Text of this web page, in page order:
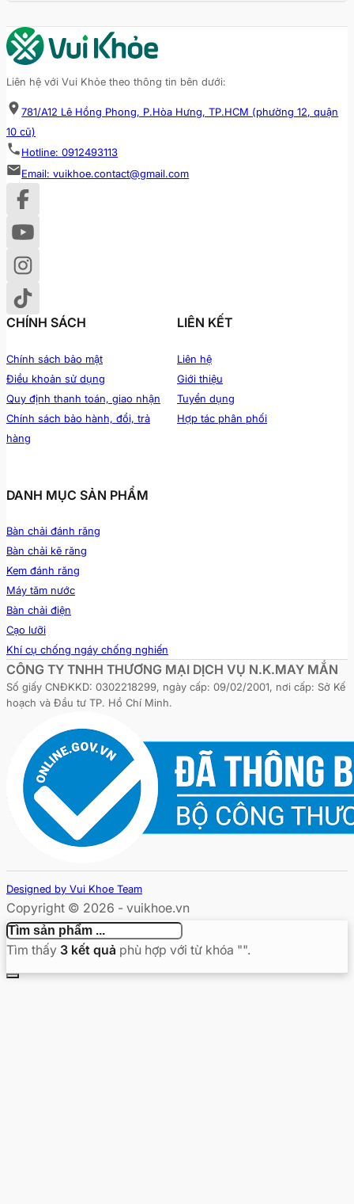
HÀNG
Liên hệ với Vui Khỏe theo thông tin bên dưới:
781/A12 Lê Hồng Phong, P.Hòa Hưng, TP.HCM (phường 12, quận
10 cũ)
Hotline: 0912493113
Email: vuikhoe.contact@gmail.com
CHÍNH SÁCH
Chính sách bảo mật
Điều khoản sử dụng
Quy định thanh toán, giao nhận
Chính sách bảo hành, đổi, trả
hàng
LIÊN KẾT
Liên hệ
Giới thiệu
Tuyển dụng
Hợp tác phân phối
DANH MỤC SẢN PHẨM
Bàn chải đánh răng
Bàn chải kẽ răng
Kem đánh răng
Máy tăm nước
Bàn chải điện
Cạo lưỡi
Khí cụ chống ngáy chống nghiến
CÔNG TY TNHH THƯƠNG MẠI DỊCH VỤ N.K.MAY MẮN
Số giấy CNĐKKD: 0302218299, ngày cấp: 09/02/2001, nơi cấp: Sở Kế
hoạch và Đầu tư TP. Hồ Chí Minh.
Designed by Vui Khoe Team
Copyright © 2026 - vuikhoe.vn
Tìm thấy 3 kết quả phù hợp với từ khóa "".